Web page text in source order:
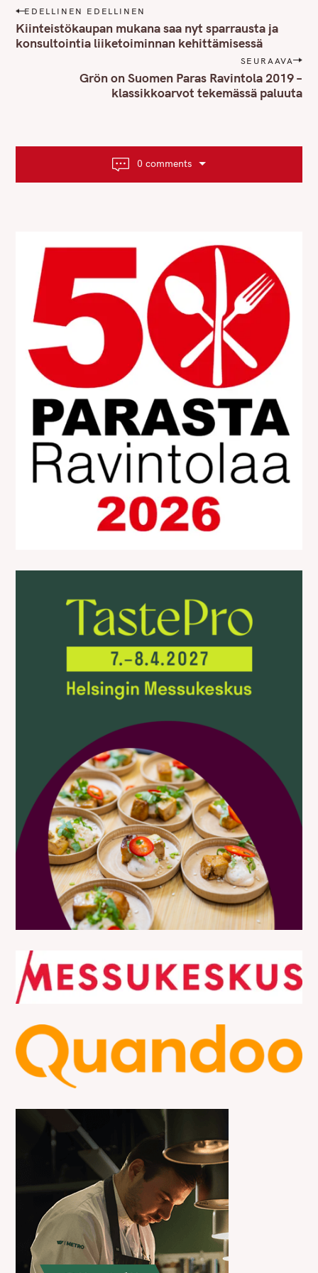
P
o
s
g
t
EDELLINEN EDELLINEN
Kiinteistökaupan mukana saa nyt sparrausta ja
konsultointia liiketoiminnan kehittämisessä
SEURAAVA
Grön on Suomen Paras Ravintola 2019 –
klassikkoarvot tekemässä paluuta
0 comments